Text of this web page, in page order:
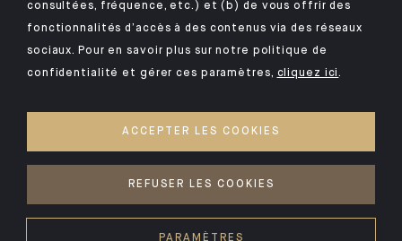
MENTIONS LÉGALES
SÉCURITÉ
consultées, fréquence, etc.) et (b) de vous offrir des
fonctionnalités d’accès à des contenus via des réseaux
sociaux. Pour en savoir plus sur notre politique de
confidentialité et gérer ces paramètres, cliquez ici.
ACCEPTER LES COOKIES
REFUSER LES COOKIES
PARAMÈTRES